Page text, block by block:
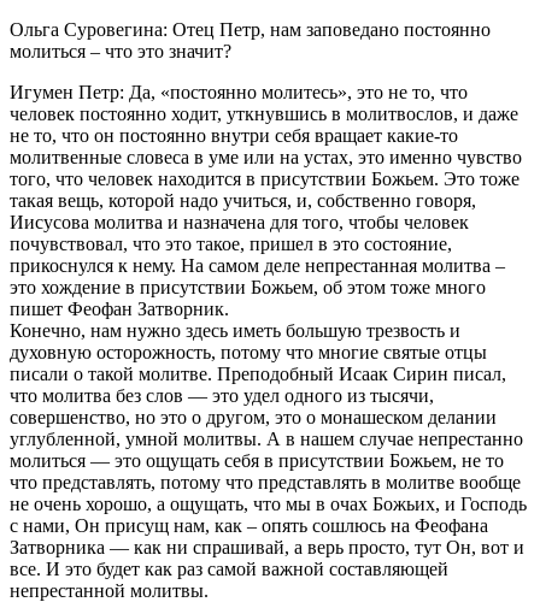
Ольга Суровегина: Отец Петр, нам заповедано постоянно
молиться – что это значит?
Игумен Петр: Да, «постоянно молитесь», это не то, что
человек постоянно ходит, уткнувшись в молитвослов, и даже
не то, что он постоянно внутри себя вращает какие-то
молитвенные словеса в уме или на устах, это именно чувство
того, что человек находится в присутствии Божьем. Это тоже
такая вещь, которой надо учиться, и, собственно говоря,
Иисусова молитва и назначена для того, чтобы человек
почувствовал, что это такое, пришел в это состояние,
прикоснулся к нему. На самом деле непрестанная молитва –
это хождение в присутствии Божьем, об этом тоже много
пишет Феофан Затворник.
Конечно, нам нужно здесь иметь большую трезвость и
духовную осторожность, потому что многие святые отцы
писали о такой молитве. Преподобный Исаак Сирин писал,
что молитва без слов — это удел одного из тысячи,
совершенство, но это о другом, это о монашеском делании
углубленной, умной молитвы. А в нашем случае непрестанно
молиться — это ощущать себя в присутствии Божьем, не то
что представлять, потому что представлять в молитве вообще
не очень хорошо, а ощущать, что мы в очах Божьих, и Господь
с нами, Он присущ нам, как – опять сошлюсь на Феофана
Затворника — как ни спрашивай, а верь просто, тут Он, вот и
все. И это будет как раз самой важной составляющей
непрестанной молитвы.